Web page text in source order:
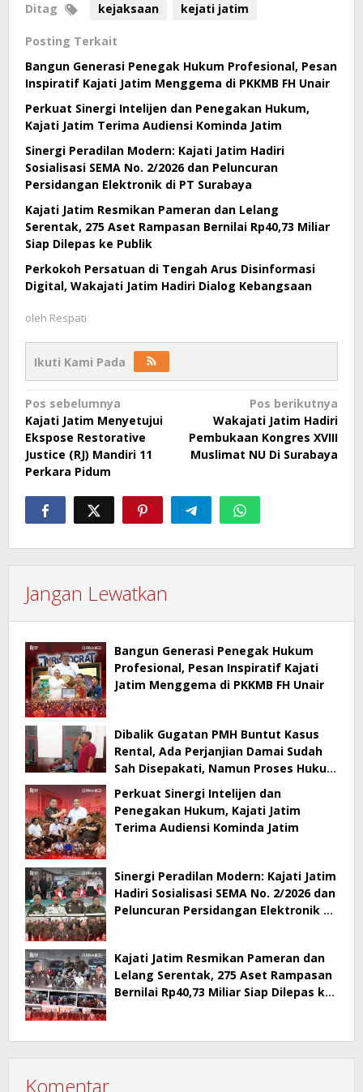
Ditag kejaksaan kejati jatim
Posting Terkait
Bangun Generasi Penegak Hukum Profesional, Pesan
Inspiratif Kajati Jatim Menggema di PKKMB FH Unair
Perkuat Sinergi Intelijen dan Penegakan Hukum,
Kajati Jatim Terima Audiensi Kominda Jatim
Sinergi Peradilan Modern: Kajati Jatim Hadiri
Sosialisasi SEMA No. 2/2026 dan Peluncuran
Persidangan Elektronik di PT Surabaya
Kajati Jatim Resmikan Pameran dan Lelang
Serentak, 275 Aset Rampasan Bernilai Rp40,73 Miliar
Siap Dilepas ke Publik
Perkokoh Persatuan di Tengah Arus Disinformasi
Digital, Wakajati Jatim Hadiri Dialog Kebangsaan
oleh Respati
Ikuti Kami Pada
Navigasi
pos
Pos sebelumnya
Kajati Jatim Menyetujui
Ekspose Restorative
Justice (RJ) Mandiri 11
Perkara Pidum
Pos berikutnya
Wakajati Jatim Hadiri
Pembukaan Kongres XVIII
Muslimat NU Di Surabaya
Jangan Lewatkan
Bangun Generasi Penegak Hukum
Profesional, Pesan Inspiratif Kajati
Jatim Menggema di PKKMB FH Unair
Dibalik Gugatan PMH Buntut Kasus
Rental, Ada Perjanjian Damai Sudah
Sah Disepakati, Namun Proses Hukum
Berlanjut
Perkuat Sinergi Intelijen dan
Penegakan Hukum, Kajati Jatim
Terima Audiensi Kominda Jatim
Sinergi Peradilan Modern: Kajati Jatim
Hadiri Sosialisasi SEMA No. 2/2026 dan
Peluncuran Persidangan Elektronik di
Kajati Jatim Resmikan Pameran dan
Lelang Serentak, 275 Aset Rampasan
Bernilai Rp40,73 Miliar Siap Dilepas ke
Komentar